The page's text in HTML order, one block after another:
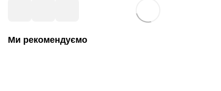
Ми рекомендуємо